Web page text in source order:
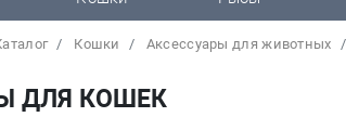
Кошки Аксессуары для животных
ДЛЯ КОШЕК